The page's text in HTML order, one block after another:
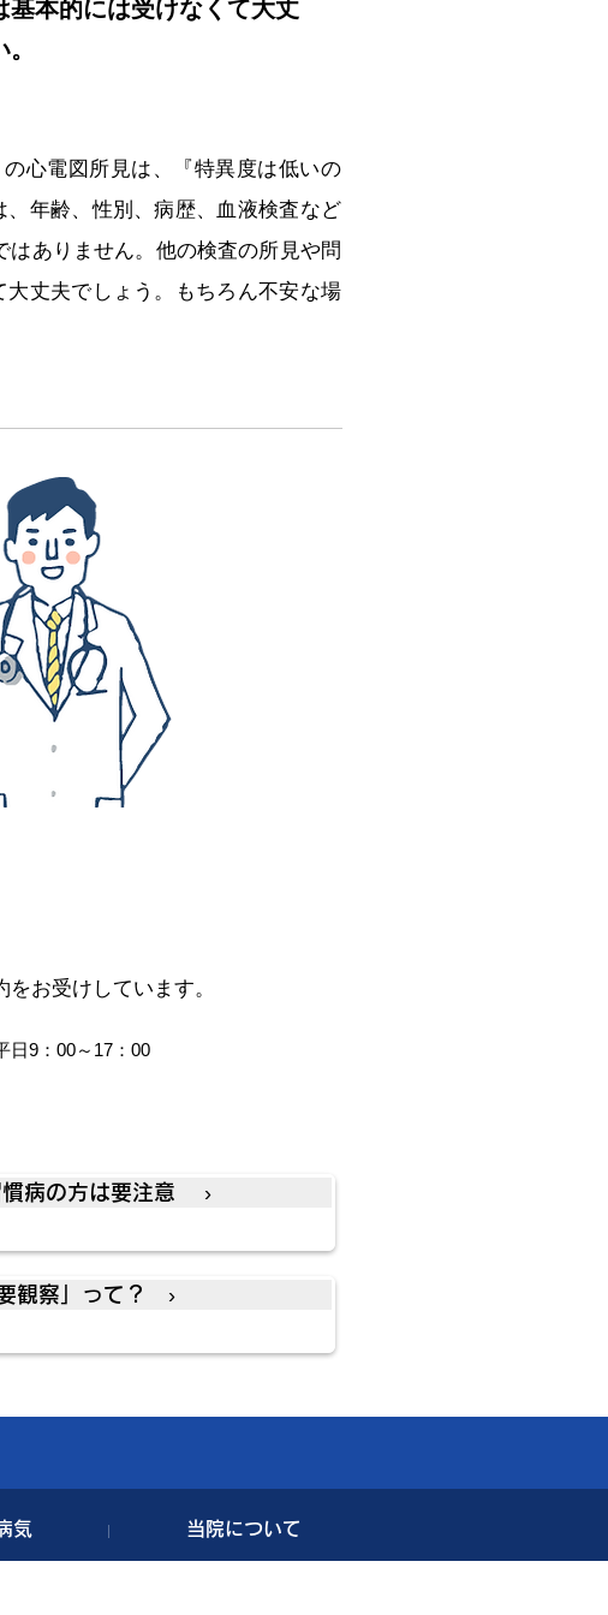
本的には受けなくて大丈
心電図所見は、『特異度は低いの
年齢、性別、病歴、血液検査など
ありません。他の検査の所見や問
丈夫でしょう。もちろん不安な場
お受けしています。
日9：00～17：00
慣病の方は要注意 ›
要観察」って？ ›
気 当院について